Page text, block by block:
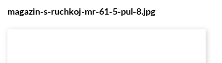
magazin-s-ruchkoj-mr-61-5-pul-8.jpg